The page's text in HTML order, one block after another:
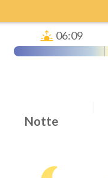
Attendibilità
Orario inizio
06:09
Notte